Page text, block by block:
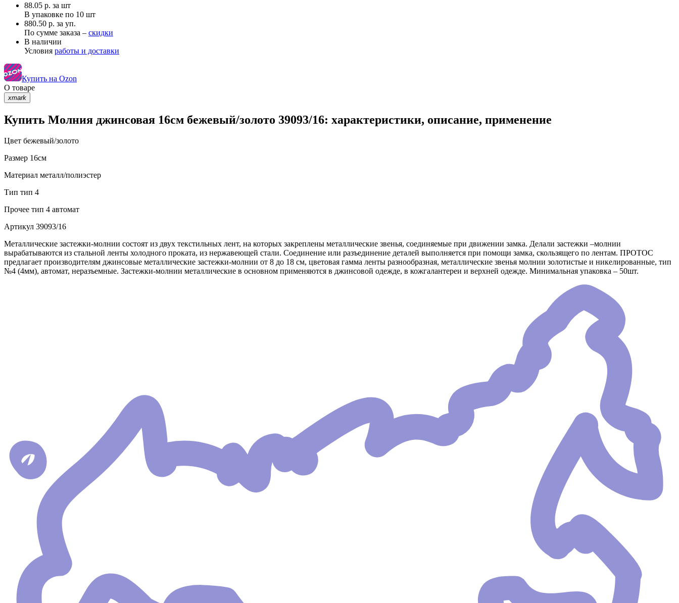
88.05 р. за шт
В упаковке по 10 шт
880.50 р. за уп.
По сумме заказа – скидки
В наличии
Условия работы и доставки
Купить на Ozon
О товаре
xmark
Купить Молния джинсовая 16см бежевый/золото 39093/16: характеристики, описание, применение
Цвет бежевый/золото
Размер 16см
Материал металл/полиэстер
Тип тип 4
Прочее тип 4 автомат
Артикул 39093/16
Металлические застежки-молнии состоят из двух текстильных лент, на которых закреплены металлические звенья, соединяемые при движении замка. Делали застежки –молнии
вырабатываются из стальной ленты холодного проката, из нержавеющей стали. Соединение или разъединение деталей выполняется при помощи замка, скользящего по лентам. ПРОТОС
предлагает производителям джинсовые металлические застежки-молнии от 8 до 18 см, цветовая гамма ленты разнообразная, металлические звенья молнии золотистые и никелированные, тип
№4 (4мм), автомат, неразъемные. Застежки-молнии металлические в основном применяются в джинсовой одежде, в кожгалантереи и верхней одежде. Минимальная упаковка – 50шт.